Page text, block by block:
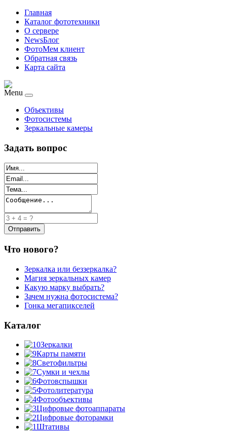
Главная
Каталог фототехники
О сервере
NewsБлог
ФотоМем клиент
Обратная связь
Карта сайта
Menu
Объективы
Фотосистемы
Зеркальные камеры
Задать вопрос
Что нового?
Зеркалка или беззеркалка?
Магия зеркальных камер
Какую марку выбрать?
Зачем нужна фотосистема?
Гонка мегапикселей
Каталог
Зеркалки
Карты памяти
Светофильтры
Сумки и чехлы
Фотовспышки
Фотолитература
Фотообъективы
Цифровые фотоаппараты
Цифровые фоторамки
Штативы